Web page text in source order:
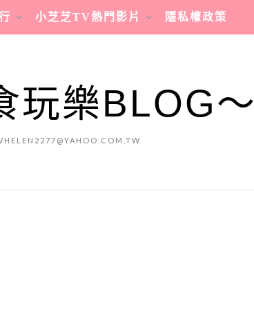
小芝芝TV熱門影片 隱私權政策
玩樂BLOG～